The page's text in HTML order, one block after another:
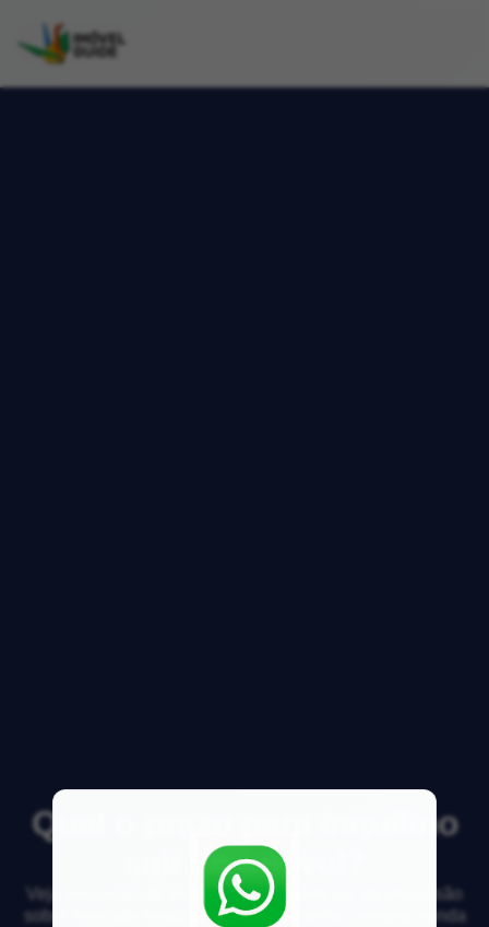
Qual o prazo para inquilino
sair do imóvel?
Veja respostas de especialistas e participe da discussão
sobre mercado imobiliário, financiamento, compra, venda